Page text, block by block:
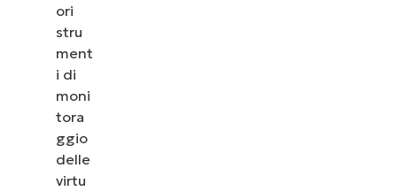
ori
stru
ment
i di
moni
tora
ggio
delle
virtu